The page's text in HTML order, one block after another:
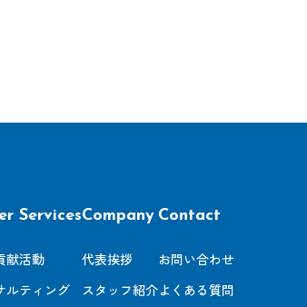
Services
献活動
ルティング
Company
代表挨拶
スタッフ紹介
Contact
お問い合わせ
よくある質問